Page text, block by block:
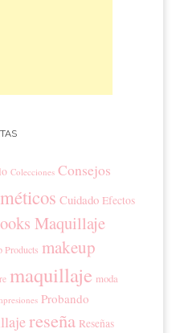
Colecciones Consejos
Cuidado Efectos
Maquillaje
Products makeup
maquillaje moda
Probando
reseña Reseñas